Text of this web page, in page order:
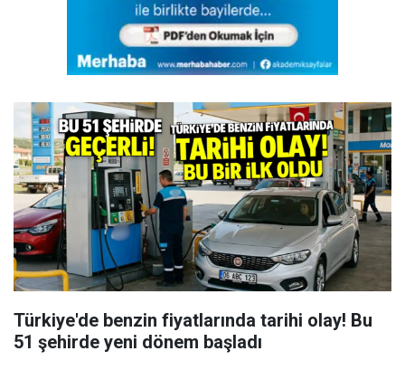
Türkiye'de benzin fiyatlarında tarihi olay! Bu
51 şehirde yeni dönem başladı